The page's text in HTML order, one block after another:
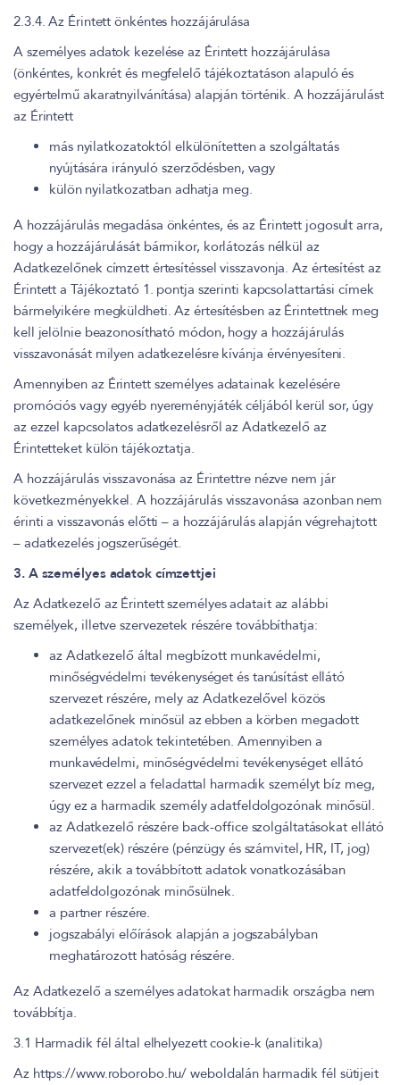
2.3.4. Az Érintett önkéntes hozzájárulása
A személyes adatok kezelése az Érintett hozzájárulása
(önkéntes, konkrét és megfelelő tájékoztatáson alapuló és
egyértelmű akaratnyilvánítása) alapján történik. A hozzájárulást
az Érintett
más nyilatkozatoktól elkülönítetten a szolgáltatás
nyújtására irányuló szerződésben, vagy
külön nyilatkozatban adhatja meg.
A hozzájárulás megadása önkéntes, és az Érintett jogosult arra,
hogy a hozzájárulását bármikor, korlátozás nélkül az
Adatkezelőnek címzett értesítéssel visszavonja. Az értesítést az
Érintett a Tájékoztató 1. pontja szerinti kapcsolattartási címek
bármelyikére megküldheti. Az értesítésben az Érintettnek meg
kell jelölnie beazonosítható módon, hogy a hozzájárulás
visszavonását milyen adatkezelésre kívánja érvényesíteni.
Amennyiben az Érintett személyes adatainak kezelésére
promóciós vagy egyéb nyereményjáték céljából kerül sor, úgy
az ezzel kapcsolatos adatkezelésről az Adatkezelő az
Érintetteket külön tájékoztatja.
A hozzájárulás visszavonása az Érintettre nézve nem jár
következményekkel. A hozzájárulás visszavonása azonban nem
érinti a visszavonás előtti – a hozzájárulás alapján végrehajtott
– adatkezelés jogszerűségét.
3. A személyes adatok címzettjei
Az Adatkezelő az Érintett személyes adatait az alábbi
személyek, illetve szervezetek részére továbbíthatja:
az Adatkezelő által megbízott munkavédelmi,
minőségvédelmi tevékenységet és tanúsítást ellátó
szervezet részére, mely az Adatkezelővel közös
adatkezelőnek minősül az ebben a körben megadott
személyes adatok tekintetében. Amennyiben a
munkavédelmi, minőségvédelmi tevékenységet ellátó
szervezet ezzel a feladattal harmadik személyt bíz meg,
úgy ez a harmadik személy adatfeldolgozónak minősül.
az Adatkezelő részére back-office szolgáltatásokat ellátó
szervezet(ek) részére (pénzügy és számvitel, HR, IT, jog)
részére, akik a továbbított adatok vonatkozásában
adatfeldolgozónak minősülnek.
a partner részére.
jogszabályi előírások alapján a jogszabályban
meghatározott hatóság részére.
Az Adatkezelő a személyes adatokat harmadik országba nem
továbbítja.
3.1 Harmadik fél által elhelyezett cookie-k (analitika)
Az https://www.roborobo.hu/ weboldalán harmadik fél sütijeit